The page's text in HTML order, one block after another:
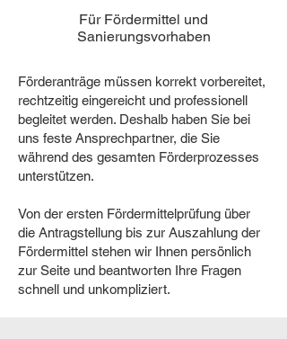
Für Fördermittel und
Sanierungsvorhaben
Förderanträge müssen korrekt vorbereitet,
rechtzeitig eingereicht und professionell
begleitet werden. Deshalb haben Sie bei
uns feste Ansprechpartner, die Sie
während des gesamten Förderprozesses
unterstützen.
Von der ersten Fördermittelprüfung über
die Antragstellung bis zur Auszahlung der
Fördermittel stehen wir Ihnen persönlich
zur Seite und beantworten Ihre Fragen
schnell und unkompliziert.